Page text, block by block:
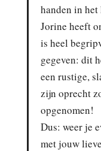
handen in het
Jorine heeft
is heel
gegeven: dit
een rustige,
zijn oprecht
opgenomen!
Dus: weer je
met jouw